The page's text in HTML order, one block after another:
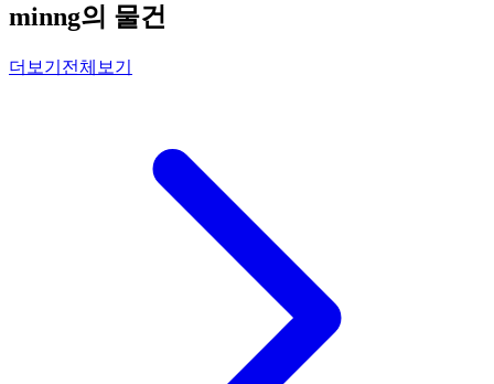
minng의 물건
더보기 전체보기